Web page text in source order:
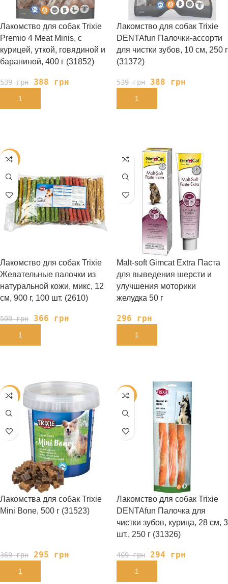
Лакомство для собак Trixie
Premio 4 Meat Minis, с
курицей, уткой, говядиной и
бараниной, 400 г (31852)
539грн 388 грн
В КОРЗИНУ
Лакомство для собак Trixie
DENTAfun Палочки-ассорти
для чистки зубов, 10 см, 250 г
(31372)
539грн 388 грн
В КОРЗИНУ
-28%
Лакомство для собак Trixie
Жевательные палочки из
натуральной кожи, микс, 12
см, 900 г, 100 шт. (2610)
509грн 366 грн
В КОРЗИНУ
Malt-soft Gimcat Extra Паста
для выведения шерсти и
улучшения моторики
желудка 50 г
296 грн
В КОРЗИНУ
-20%
Лакомства для собак Trixie
Mini Bone, 500 г (31523)
369грн 295 грн
В КОРЗИНУ
-28%
Лакомство для собак Trixie
DENTAfun Палочка для
чистки зубов, курица, 28 см, 3
шт., 250 г (31326)
409грн 294 грн
В КОРЗИНУ